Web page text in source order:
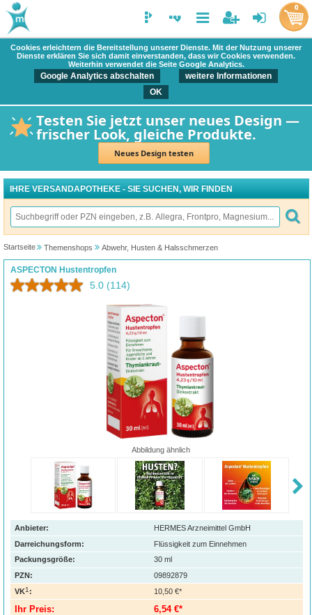
Cookies erleichtern die Bereitstellung unserer Dienste. Mit der Nutzung unserer
Dienste erklären Sie sich damit einverstanden, dass wir Cookies verwenden.
Weiterhin verwendet die Seite Google Analytics.
Google Analytics abschalten
weitere Informationen
OK
Testen Sie jetzt unser neues Design —
frischer Look, gleiche Produkte.
Neues Design testen
0
IHRE VERSANDAPOTHEKE - SIE SUCHEN, WIR FINDEN
Startseite Themenshops Abwehr, Husten & Halsschmerzen
ASPECTON Hustentropfen
5.0 (114)
Abbildung ähnlich
Anbieter:
HERMES Arzneimittel GmbH
Darreichungsform:
Flüssigkeit zum Einnehmen
Packungsgröße:
30 ml
PZN:
09892879
VK1: 10,50 €*
Ihr Preis: 6,54 €*